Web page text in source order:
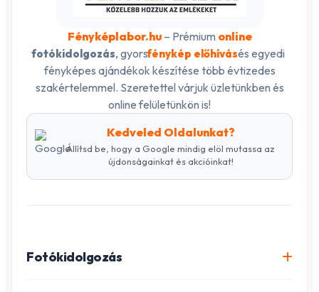
Fényképlabor.hu– Prémium online
fotókidolgozás, gyorsfénykép előhívásés egyedi
fényképes ajándékok készítése több évtizedes
szakértelemmel. Szeretettel várjuk üzletünkben és
online felületünkön is!
Kedveled Oldalunkat?
Állítsd be, hogy a Google mindig elöl mutassa az
újdonságainkat és akcióinkat!
Fotókidolgozás